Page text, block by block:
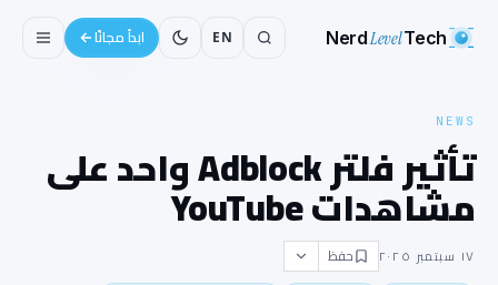
NerdLevelTech
EN ابدأ مجانًا
NEWS
تأثير فلتر Adblock واحد على
مشاهدات YouTube
١٧ سبتمبر ٢٠٢٥ حفظ